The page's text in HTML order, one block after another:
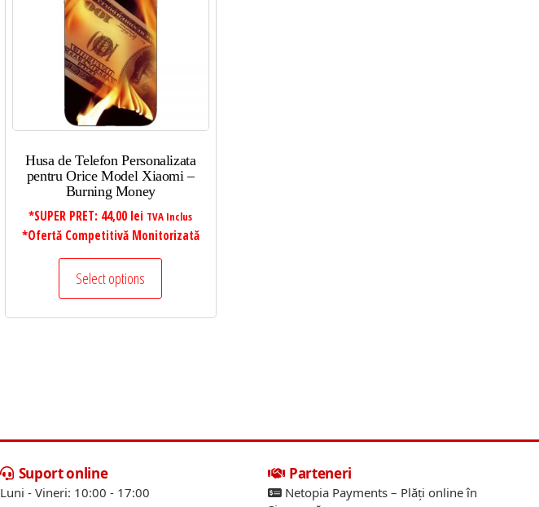
Husa de Telefon Personalizata
pentru Orice Model Xiaomi –
Burning Money
*SUPER PRET: 44,00 lei TVA Inclus
*Ofertă Competitivă Monitorizată
Select options
Suport online
Luni - Vineri: 10:00 - 17:00
Parteneri
Netopia Payments – Plăți online în